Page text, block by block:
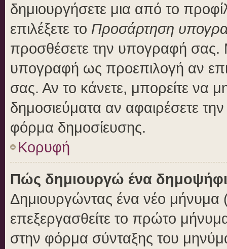
δημιουργήσετε μια από το
επιλέξετε το Προσάρτηση
προσθέσετε την υπογραφή σας.
υπογραφή ως προεπιλογή αν
σας. Αν το κάνετε, μπορείτε να
δημοσιεύματα αν αφαιρέσετε
φόρμα δημοσίευσης.
Κορυφή
Πώς δημιουργώ ένα
Δημιουργώντας ένα νέο μήνυμα
επεξεργασθείτε το πρώτο
στην φόρμα σύνταξης του